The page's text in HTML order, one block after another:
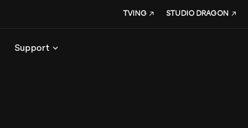
Support
TVING STUDIO DRAGON